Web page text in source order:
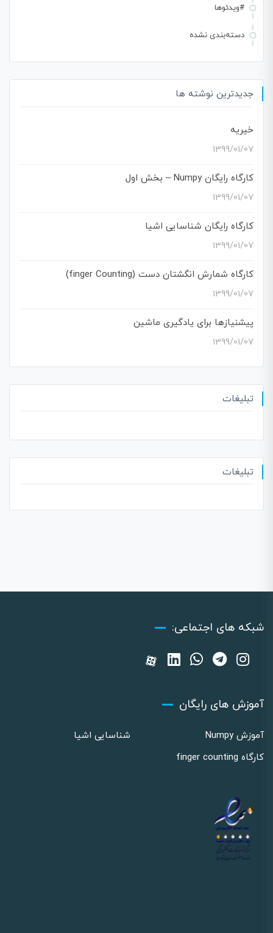
#ویدئوها
دسته‌بندی نشده
جدیدترین نوشته ها
خیریه
1399/01/07
کارگاه رایگان Numpy – بخش اول
1399/01/07
کارگاه رایگان شناسایی اشیا
1399/01/07
کارگاه شمارش انگشتان دست (finger Counting)
1399/01/07
پیشنیازها برای یادگیری ماشین
1399/01/07
تبلیغات
تبلیغات
شبکه های اجتماعی:
آموزش های رایگان
آموزش Numpy
شناسایی اشیا
کارگاه finger counting